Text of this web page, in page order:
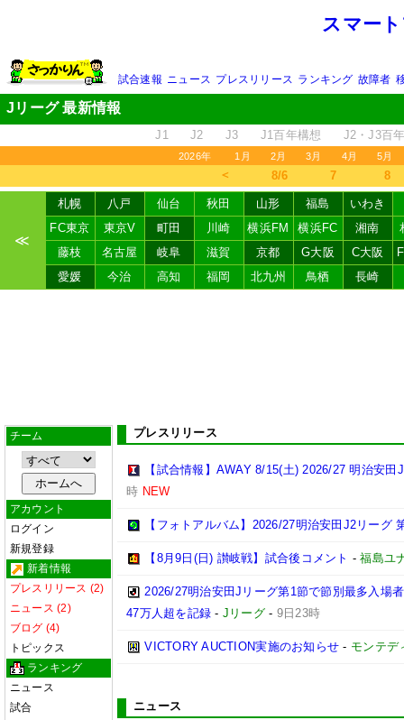
スマー
試合速報 ニュース プレスリリース ランキング 故障者
Jリーグ 最新情報
J1 J2 J3 J1百年構想 J2・J3百
2026年 1月 2月 3月 4月 5月
＜ 8/6 7 8
≪
札幌 八戸 仙台 秋田 山形 福島
いわき
FC東京
東京V 町田 川崎 横浜FM 横浜FC 湘南
藤枝
名古屋 岐阜 滋賀 京都 G大阪 C大阪
愛媛
今治 高知 福岡 北九州 鳥栖 長崎
チーム
アカウント
ログイン
新規登録
新着情報
プレスリリース (2)
ニュース (2)
ブログ (4)
トピックス
ランキング
ニュース
試合
プレスリリース
【試合情報】AWAY 8/15(土) 2026/27 明治安
時 NEW
【フォトアルバム】2026/27明治安田J2リーグ
【8月9日(日) 讃岐戦】試合後コメント -福島ユ
2026/27明治安田Jリーグ第1節で節別最多入場
47万人超を記録 - Jリーグ - 9日23時
VICTORY AUCTION実施のお知らせ - モンテデ
ニュース